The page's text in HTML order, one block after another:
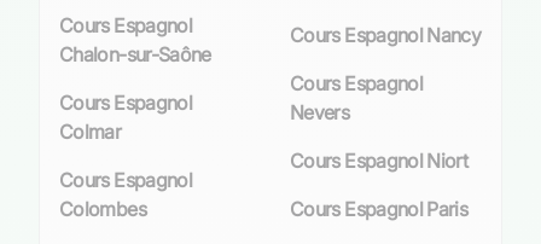
apprentissage complet et personnalisé.
Avantages des cours particuliers
d’espagnol à Roanne
Personnalisation de l’apprentissage
Cours Espagnol
Chalon-sur-Saône
Cours Espagnol
Colmar
Cours Espagnol
Colombes
Cours Espagnol Nancy
Cours Espagnol
Nevers
Cours Espagnol Niort
Cours Espagnol Paris